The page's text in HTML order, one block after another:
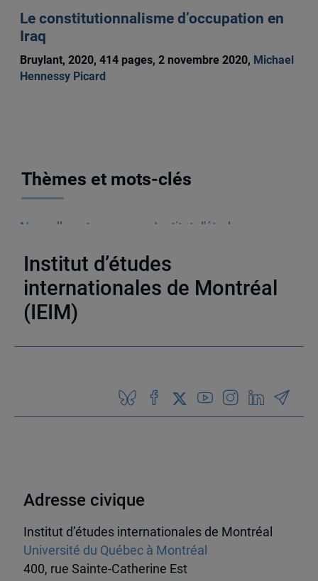
Le constitutionnalisme d’occupation en
Iraq
Bruylant, 2020, 414 pages, 2 novembre 2020, Michael
Hennessy Picard
Thèmes et mots-clés
Nouvelles et annonces
Institut d'études
Institut d’études
internationales de Montréal
(IEIM)
Adresse civique
Institut d’études internationales de Montréal
Université du Québec à Montréal
400, rue Sainte-Catherine Est